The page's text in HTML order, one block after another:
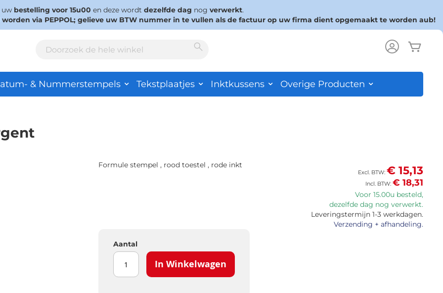
uw bestelling voor 15u00 en deze wordt dezelfde dag nog verwerkt.
via PEPPOL; gelieve uw BTW nummer in te vullen als de factuur op uw firma dient opgemaakt te worden aub!
& Nummerstempels Tekstplaatjes Inktkussens Overige Producten
€ 18,31
€ 15,13
Voor 15.00u besteld,
dezelfde dag nog verwerkt.
Leveringstermijn 1-3 werkdagen.
Verzending + afhandeling.
Formule stempel , rood toestel , rode inkt
Aantal
In Winkelwagen